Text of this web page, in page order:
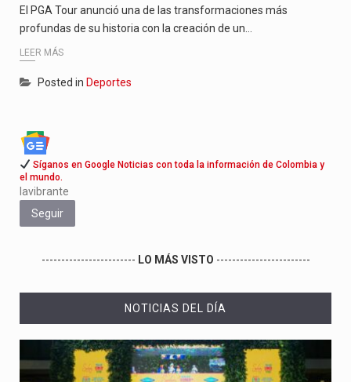
El PGA Tour anunció una de las transformaciones más
profundas de su historia con la creación de un…
LEER MÁS
Posted in Deportes
Síganos en Google Noticias con toda la información de Colombia y
el mundo.
lavibrante
Seguir
------------------------ LO MÁS VISTO ------------------------
NOTICIAS DEL DÍA